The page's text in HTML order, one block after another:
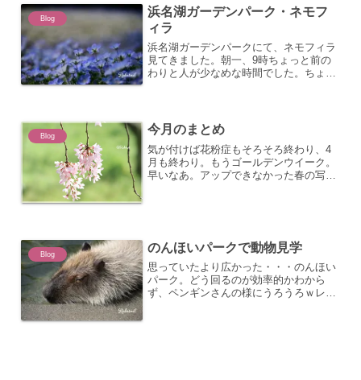
か、(笑) m...
Blog
浜名湖ガーデンパーク・ネモフ
ィラ
浜名湖ガーデンパークにて、ネモフィラ
見てきました。朝一、9時ちょっと前の
わりと人が少なめな時間でした。ちょっ
いネモフィラ畑。きれいで...
Blog 今月のまとめ
気が付けば花粉症もそろそろ終わり、4
月も終わり。もうゴールデンウイーク。
早いなあ。アップできなかった春の写真
Blog のんほいパークで動物見学
思っていたより広かった・・・のんほい
パーク。どう回るのが効率的かわから
ず、ペンギンさんの様にうろうろｗレッ